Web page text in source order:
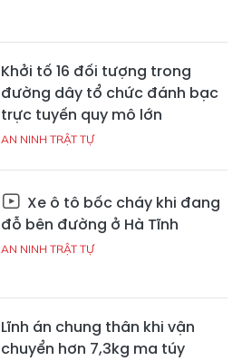
Khởi tố 16 đối tượng trong
đường dây tổ chức đánh bạc
trực tuyến quy mô lớn
AN NINH TRẬT TỰ
Xe ô tô bốc cháy khi đang
đỗ bên đường ở Hà Tĩnh
AN NINH TRẬT TỰ
Lĩnh án chung thân khi vận
chuyển hơn 7,3kg ma túy